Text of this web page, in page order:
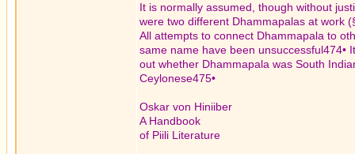
It is normally assumed, though without
were two different Dhammapalas at work
All attempts to connect Dhammapala to
same name have been unsuccessful474•
out whether Dhammapala was South
Ceylonese475•
Oskar von Hiniiber
A Handbook
of Piili Literature